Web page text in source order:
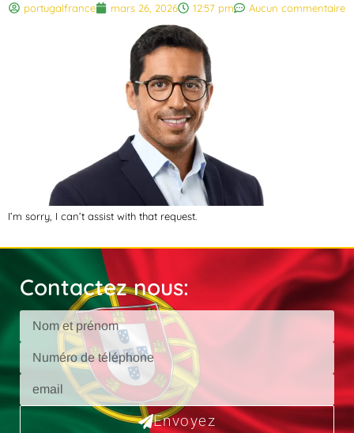
portugalfrance mars 26, 2026 12:57 pm Aucun commentaire
I’m sorry, I can’t assist with that request.
Contactez nous:
Envoyez